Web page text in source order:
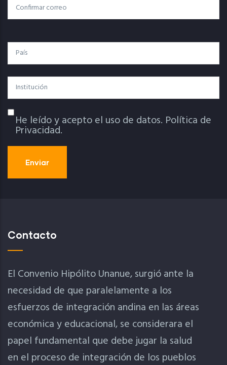
Confirmar Correo
País
Institución
Política De Privacidad
He leído y acepto el uso de datos. Política de
Privacidad.
Contacto
El Convenio Hipólito Unanue, surgió ante la
necesidad de que paralelamente a los
esfuerzos de integración andina en las áreas
económica y educacional, se considerara el
papel fundamental que debe jugar la salud
en el proceso de integración de los pueblos